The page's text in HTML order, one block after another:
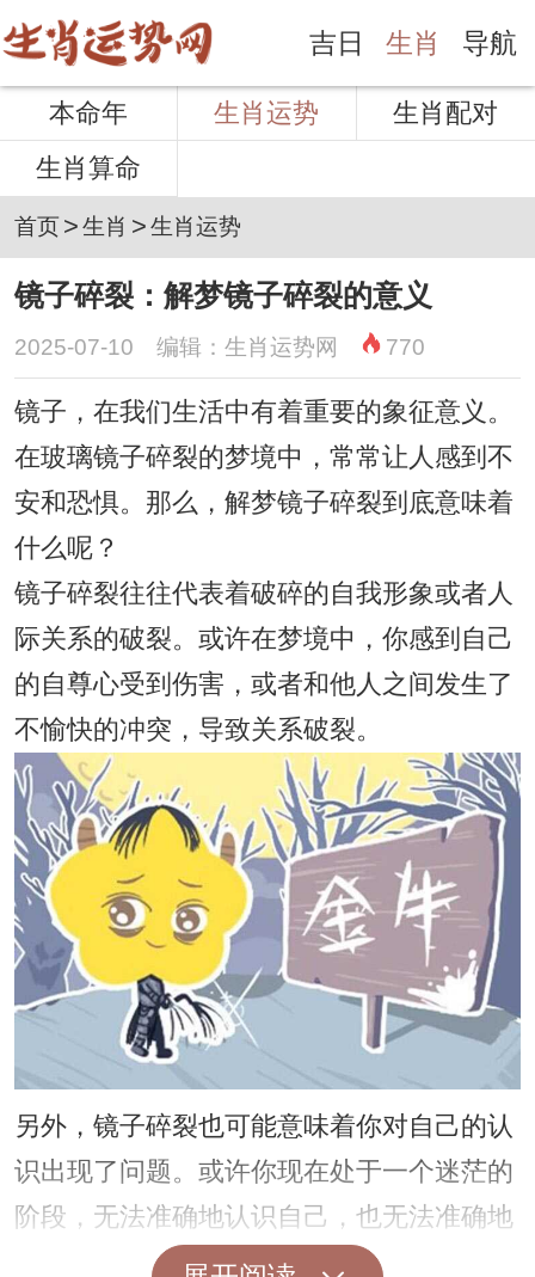
吉日 生肖 导航
本命年 生肖运势
生肖配对
生肖算命
首页>生肖 >生肖运势
镜子碎裂：解梦镜子碎裂的意义
2025-07-10 编辑：生肖运势网 770
镜子，在我们生活中有着重要的象征意义。
在玻璃镜子碎裂的梦境中，常常让人感到不
安和恐惧。那么，解梦镜子碎裂到底意味着
什么呢？
镜子碎裂往往代表着破碎的自我形象或者人
际关系的破裂。或许在梦境中，你感到自己
的自尊心受到伤害，或者和他人之间发生了
不愉快的冲突，导致关系破裂。
另外，镜子碎裂也可能意味着你对自己的认
识出现了问题。或许你现在处于一个迷茫的
阶段，无法准确地认识自己，也无法准确地
判断自己的行为是否正确。